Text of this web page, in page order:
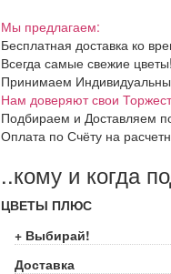
Мы предлагаем:
Бесплатная доставка ко
Всегда самые свежие цветы!
Принимаем
Нам доверяют свои
Подбираем и Доставляем
Оплата по Счёту на
..кому и когда
ЦВЕТЫ ПЛЮС
+ Выбирай!
Доставка